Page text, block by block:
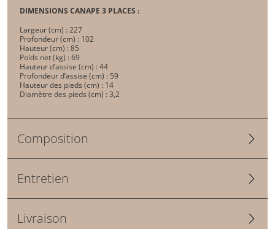
DIMENSIONS CANAPE 3 PLACES :
Largeur (cm) : 227
Profondeur (cm) : 102
Hauteur (cm) : 85
Poids net (kg) : 69
Hauteur d’assise (cm) : 44
Profondeur d’assise (cm) : 59
Hauteur des pieds (cm) : 14
Diamètre des pieds (cm) : 3,2
Composition
Entretien
Livraison